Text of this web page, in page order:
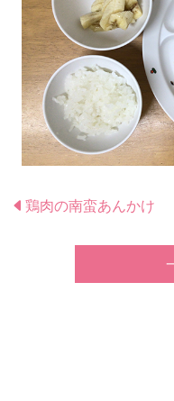
鶏肉の南蛮あんかけ